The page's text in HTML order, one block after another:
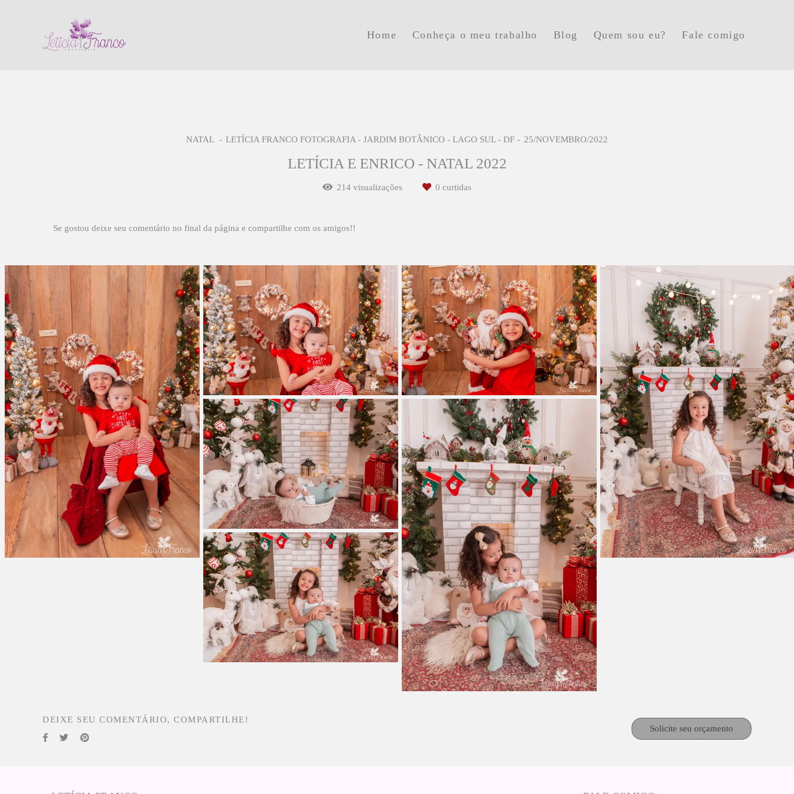
Home Conheça o meu trabalho Blog Quem sou eu? Fale comigo
NATAL LETÍCIA FRANCO FOTOGRAFIA - JARDIM BOTÂNICO - LAGO SUL - DF 25/NOVEMBRO/2022
LETÍCIA E ENRICO - NATAL 2022
214 visualizações 0 curtidas
Se gostou deixe seu comentário no final da página e compartilhe com os amigos!!
DEIXE SEU COMENTÁRIO, COMPARTILHE!
Solicite seu orçamento